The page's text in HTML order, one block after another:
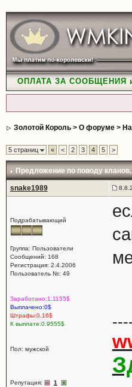
ОПЛАТА ЗА СООБЩЕНИЯ
Золотой Король> О форуме>
5 страниц « < 2 3 4 5 >
Предложение по поводу кланов
snake1989
Подрабатывающий
Группа: Пользователи
Сообщений: 168
Регистрация: 2.4.2006
Пользователь №: 49
Заработано:1.1155$
Выплачено:0$
Штрафы:0.16$
К выплате:0.9555$
Пол: мужской
Репутация: 1